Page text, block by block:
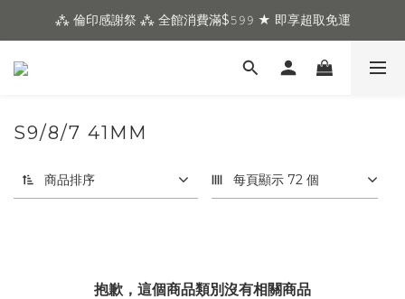
⁂ 倫印感謝祭 ⁂ 全館消費滿$𝟻𝟿𝟿 ★ 即享超取免運
S9/8/7 41MM
商品排序 每頁顯示 72 個
抱歉，這個商品類別沒有相關商品